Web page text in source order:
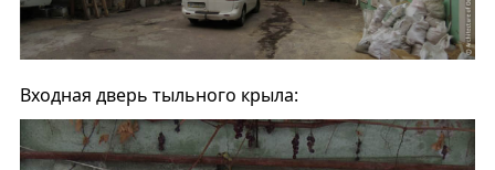
Входная дверь тыльного крыла: